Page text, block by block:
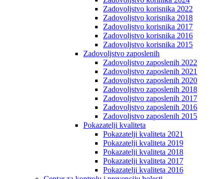
Zadovoljstvo korisnika 2022
Zadovoljstvo korisnika 2018
Zadovoljstvo korisnika 2017
Zadovoljstvo korisnika 2016
Zadovoljstvo korisnika 2015
Zadovoljstvo zaposlenih
Zadovoljstvo zaposlenih 2022
Zadovoljstvo zaposlenih 2021
Zadovoljstvo zaposlenih 2020
Zadovoljstvo zaposlenih 2018
Zadovoljstvo zaposlenih 2017
Zadovoljstvo zaposlenih 2016
Zadovoljstvo zaposlenih 2015
Pokazatelji kvaliteta
Pokazatelji kvaliteta 2021
Pokazatelji kvaliteta 2019
Pokazatelji kvaliteta 2018
Pokazatelji kvaliteta 2017
Pokazatelji kvaliteta 2016